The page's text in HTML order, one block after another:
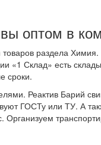
оптом в
раздела
«1 Склад» есть
сроки.
Реактив Барий
ГОСТу или ТУ. А